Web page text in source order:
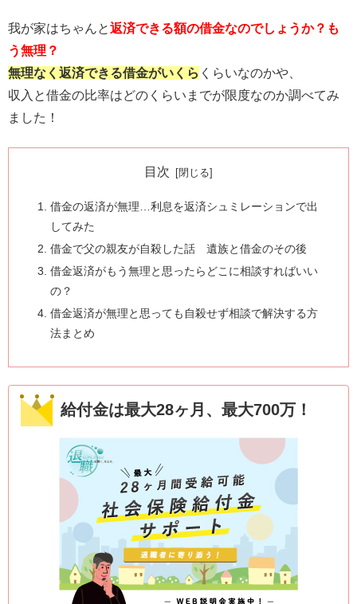
我が家はちゃんと返済できる額の借金なのでしょうか？も
う無理？
無理なく返済できる借金がいくら くらいなのかや、
収入と借金の比率はどのくらいまでが限度なのか調べてみ
ました！
目次
借金の返済が無理…利息を返済シュミレーションで出
してみた
借金で父の親友が自殺した話 遺族と借金のその後
借金返済がもう無理と思ったらどこに相談すればいい
の？
借金返済が無理と思っても自殺せず相談で解決する方
法まとめ
給付金は最大28ヶ月、最大700万！